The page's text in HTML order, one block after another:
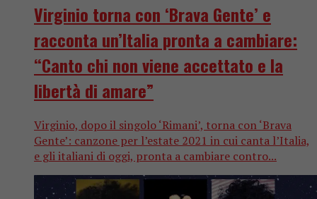
Virginio torna con ‘Brava Gente’ e
racconta un’Italia pronta a cambiare:
“Canto chi non viene accettato e la
libertà di amare”
Virginio, dopo il singolo ‘Rimani’, torna con ‘Brava
Gente’: canzone per l’estate 2021 in cui canta l’Italia,
e gli italiani di oggi, pronta a cambiare contro...